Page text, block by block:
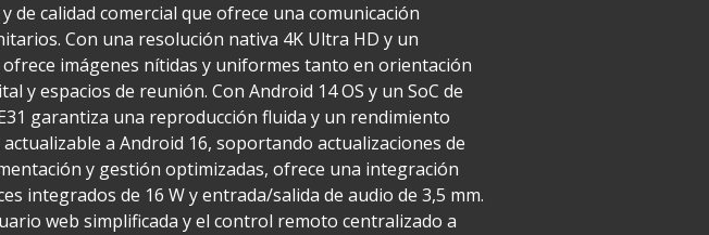
de calidad comercial que ofrece una comunicación
Con una resolución nativa 4K Ultra HD y un
imágenes nítidas y uniformes tanto en orientación
y espacios de reunión. Con Android 14 OS y un SoC de
garantiza una reproducción fluida y un rendimiento
a Android 16, soportando actualizaciones de
y gestión optimizadas, ofrece una integración
integrados de 16 W y entrada/salida de audio de 3,5 mm.
web simplificada y el control remoto centralizado a